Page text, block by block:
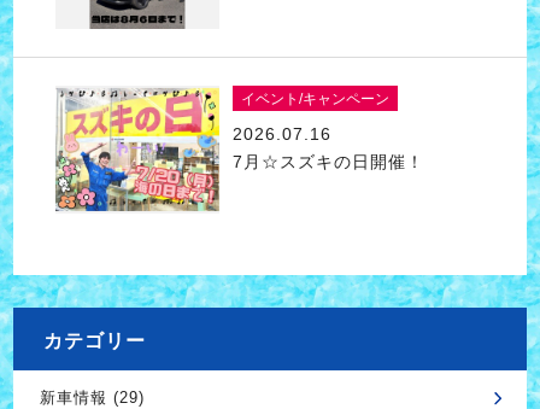
イベント/キャンペーン
2026.07.16
7月☆スズキの日開催！
カテゴリー
新車情報 (29)